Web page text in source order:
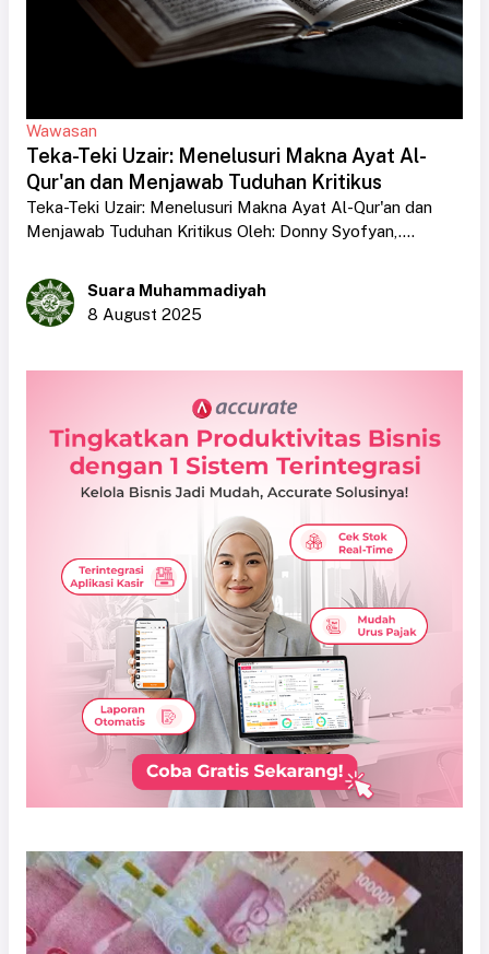
Wawasan
Teka-Teki Uzair: Menelusuri Makna Ayat Al-
Qur'an dan Menjawab Tuduhan Kritikus
Teka-Teki Uzair: Menelusuri Makna Ayat Al-Qur'an dan
Menjawab Tuduhan Kritikus Oleh: Donny Syofyan,....
Suara Muhammadiyah
8 August 2025